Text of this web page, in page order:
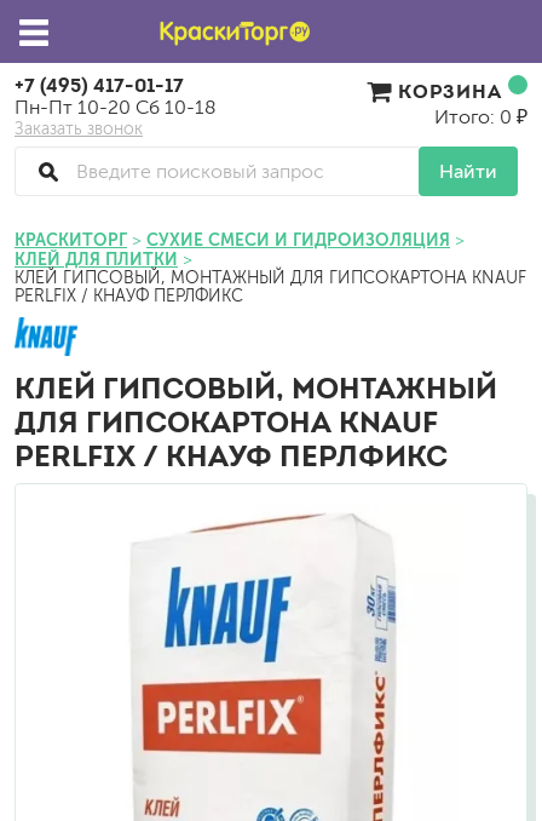
+7 (495) 417-01-17
Пн-Пт 10-20 Сб 10-18
Заказать звонок
Найти
КОРЗИНА
Итого: 0 ₽
КРАСКИТОРГ
СУХИЕ СМЕСИ И ГИДРОИЗОЛЯЦИЯ
КЛЕЙ ДЛЯ ПЛИТКИ
КЛЕЙ ГИПСОВЫЙ, МОНТАЖНЫЙ ДЛЯ ГИПСОКАРТОНА KNAUF
PERLFIX / КНАУФ ПЕРЛФИКС
КЛЕЙ ГИПСОВЫЙ, МОНТАЖНЫЙ
ДЛЯ ГИПСОКАРТОНА KNAUF
PERLFIX / КНАУФ ПЕРЛФИКС